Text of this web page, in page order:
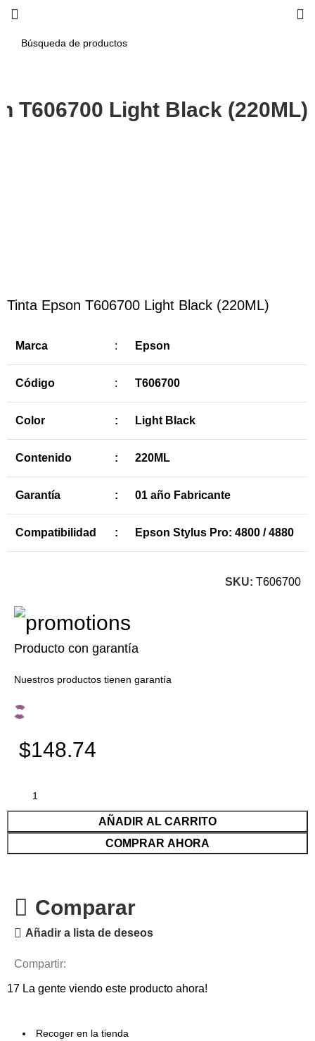
T606700 Light Black (220ML)
Tinta Epson T606700 Light Black (220ML)
Marca : Epson
Código : T606700
Color : Light Black
Contenido : 220ML
Garantía : 01 año Fabricante
Compatibilidad : Epson Stylus Pro: 4800 / 4880
SKU: T606700
Producto con garantía
Nuestros productos tienen garantía
$148.74
AÑADIR AL CARRITO
COMPRAR AHORA
Comparar
Añadir a lista de deseos
Compartir:
17 La gente viendo este producto ahora!
Recoger en la tienda